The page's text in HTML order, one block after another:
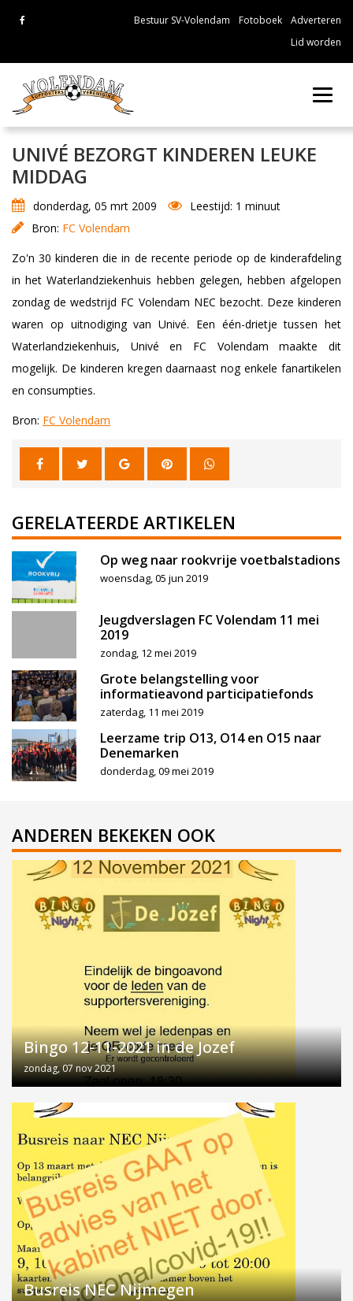
Bestuur SV-Volendam Fotoboek
Adverteren
Lid worden
UNIVÉ BEZORGT KINDEREN LEUKE
MIDDAG
donderdag, 05 mrt 2009
Leestijd: 1 minuut
Bron: FC Volendam
Zo'n 30 kinderen die in de recente periode op de kinderafdeling
in het Waterlandziekenhuis hebben gelegen, hebben afgelopen
zondag de wedstrijd FC Volendam NEC bezocht. Deze kinderen
waren op uitnodiging van Univé. Een één-drietje tussen het
Waterlandziekenhuis, Univé en FC Volendam maakte dit
mogelijk. De kinderen kregen daarnaast nog enkele fanartikelen
en consumpties.
Bron: FC Volendam
GERELATEERDE ARTIKELEN
Op weg naar rookvrije voetbalstadions
woensdag, 05 jun 2019
Jeugdverslagen FC Volendam 11 mei
2019
zondag, 12 mei 2019
Grote belangstelling voor
informatieavond participatiefonds
zaterdag, 11 mei 2019
Leerzame trip O13, O14 en O15 naar
Denemarken
donderdag, 09 mei 2019
ANDEREN BEKEKEN OOK
Bingo 12-11-2021 in de Jozef
zondag, 07 nov 2021
Busreis NEC Nijmegen